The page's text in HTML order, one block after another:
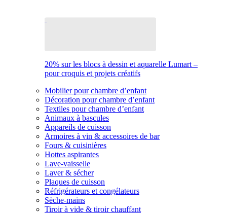
20% sur les blocs à dessin et aquarelle Lumart –
pour croquis et projets créatifs
Mobilier pour chambre d’enfant
Décoration pour chambre d’enfant
Textiles pour chambre d’enfant
Animaux à bascules
Appareils de cuisson
Armoires à vin & accessoires de bar
Fours & cuisinières
Hottes aspirantes
Lave-vaisselle
Laver & sécher
Plaques de cuisson
Réfrigérateurs et congélateurs
Sèche-mains
Tiroir à vide & tiroir chauffant